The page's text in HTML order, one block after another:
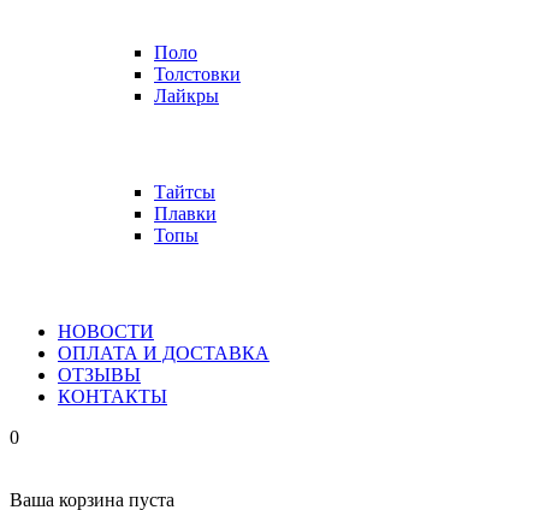
Поло
Толстовки
Лайкры
Тайтсы
Плавки
Топы
НОВОСТИ
ОПЛАТА И ДОСТАВКА
ОТЗЫВЫ
КОНТАКТЫ
0
Ваша корзина пуста